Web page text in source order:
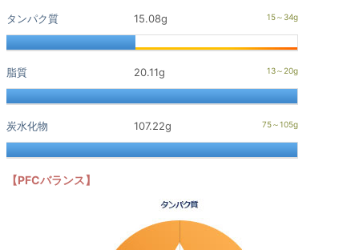
タンパク質 15.08g
脂質 20.11g
炭水化物 107.22g
【PFCバランス】